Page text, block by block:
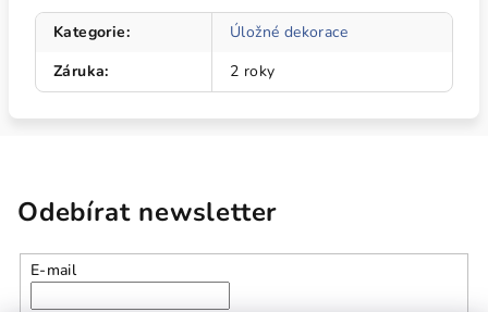
Kategorie:
Úložné dekorace
Záruka: 2 roky
Odebírat newsletter
E-mail